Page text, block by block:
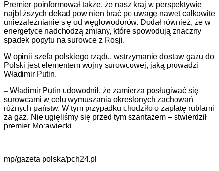
Premier poinformował także, że nasz kraj w perspektywie
najbliższych dekad powinien brać po uwagę nawet całkowite
uniezależnianie się od węglowodorów. Dodał również, że w
energetyce nadchodzą zmiany, które spowodują znaczny
spadek popytu na surowce z Rosji.
W opinii szefa polskiego rządu, wstrzymanie dostaw gazu do
Polski jest elementem wojny surowcowej, jaką prowadzi
Władimir Putin.
– Władimir Putin udowodnił, że zamierza posługiwać się
surowcami w celu wymuszania określonych zachowań
różnych państw. W tym przypadku chodziło o zapłatę rublami
za gaz. Nie ugięliśmy się przed tym szantażem – stwierdził
premier Morawiecki.
mp/gazeta polska/pch24.pl